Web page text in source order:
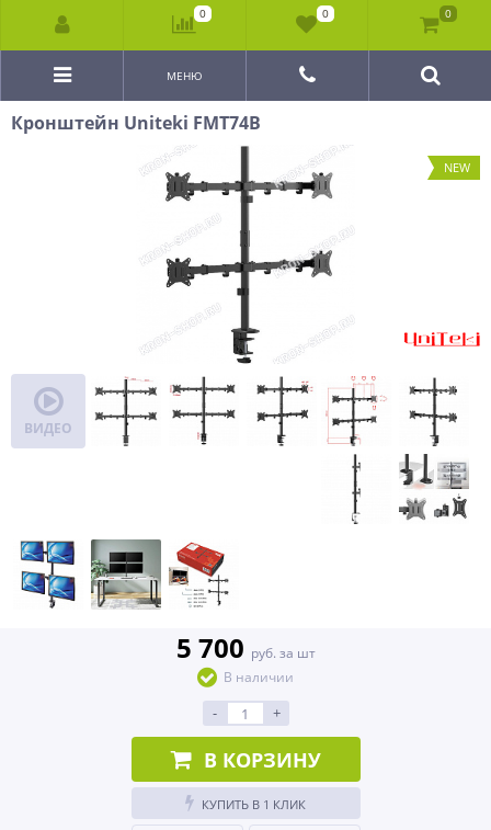
МЕНЮ
Кронштейн Uniteki FMT74B
NEW
ВИДЕО
5 700 руб. за шт
В наличии
- +
В КОРЗИНУ
КУПИТЬ В 1 КЛИК
0 0 0